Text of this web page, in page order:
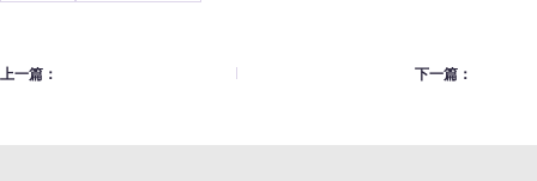
上一篇： 下一篇：